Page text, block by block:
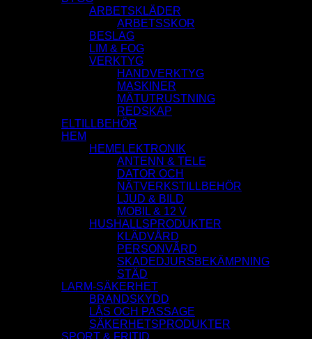
ARBETSKLÄDER
ARBETSSKOR
BESLAG
LIM & FOG
VERKTYG
HANDVERKTYG
MASKINER
MÄTUTRUSTNING
REDSKAP
ELTILLBEHÖR
HEM
HEMELEKTRONIK
ANTENN & TELE
DATOR OCH
NÄTVERKSTILLBEHÖR
LJUD & BILD
MOBIL & 12 V
HUSHALLSPRODUKTER
KLÄDVÅRD
PERSONVÅRD
SKADEDJURSBEKÄMPNING
STÄD
LARM-SÄKERHET
BRANDSKYDD
LÅS OCH PASSAGE
SÄKERHETSPRODUKTER